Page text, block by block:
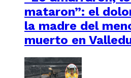
mataron”: el
la madre del
muerto en